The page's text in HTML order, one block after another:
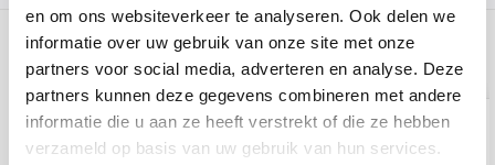
en om ons websiteverkeer te analyseren. Ook delen we
informatie over uw gebruik van onze site met onze
partners voor social media, adverteren en analyse. Deze
partners kunnen deze gegevens combineren met andere
informatie die u aan ze heeft verstrekt of die ze hebben
verzameld op basis van uw gebruik van hun services.
GERELATEERDE PRODUCTEN